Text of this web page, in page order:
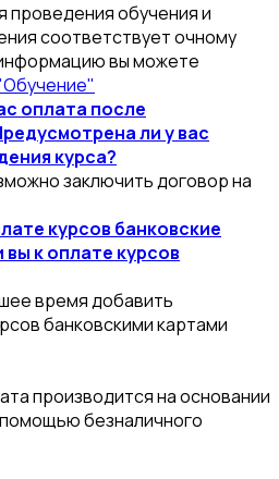
проведения обучения и
соответствует очному
вы можете
оплата после
ли у вас
курса?
заключить договор на
курсов банковские
к оплате курсов
время добавить
банковскими картами
производится на основании
безналичного